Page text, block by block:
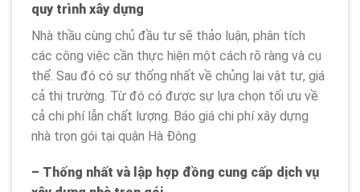
quy trình xây dựng
Nhà thầu cùng chủ đầu tư sẽ thảo luận, phân tích
các công việc cần thực hiện một cách rõ ràng và cụ
thể. Sau đó có sự thống nhất về chủng lại vật tư, giá
cả thị trường. Từ đó có được sự lựa chọn tối ưu về
cả chi phí lẫn chất lượng. Báo giá chi phí xây dựng
nhà trọn gói tại quận Hà Đông
– Thống nhất và lập hợp đồng cung cấp dịch vụ